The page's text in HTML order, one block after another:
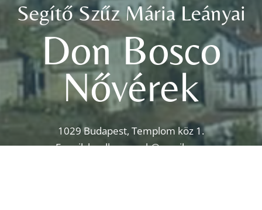
Segítő Szűz Mária Leányai
Don Bosco
Nővérek
1029 Budapest, Templom köz 1.
E-mail:bp.dbnoverek@gmail.com